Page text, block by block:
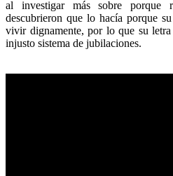
al investigar más sobre porque
descubrieron que lo hacía porque
vivir dignamente, por lo que su
injusto sistema de jubilaciones.